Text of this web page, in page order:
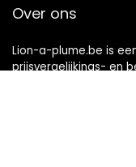
Over ons
Lion-a-plume.be is
prijsvergelijkings- en